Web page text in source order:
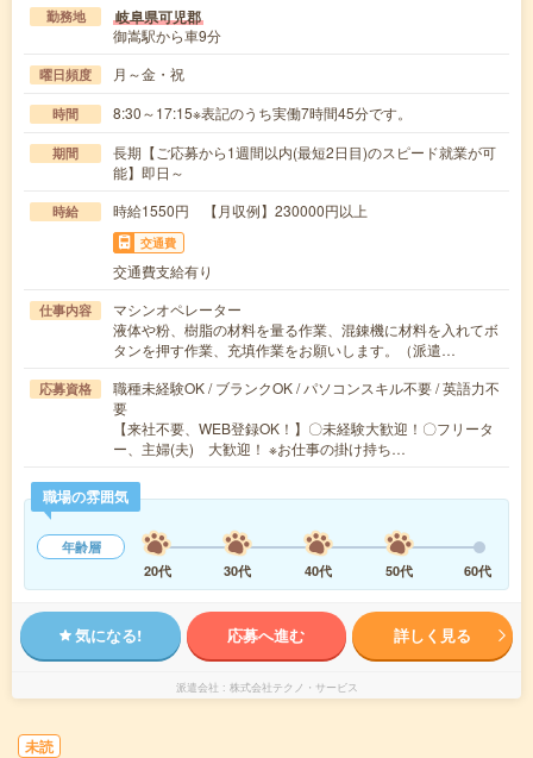
勤務地 岐阜県可児郡
御嵩駅から車9分
曜日頻度 月～金・祝
時間 8:30～17:15※表記のうち実働7時間45分です。
期間
長期【ご応募から1週間以内(最短2日目)のスピード就業が可
能】即日～
時給 時給1550円 【月収例】230000円以上
交通費
交通費支給有り
仕事内容
マシンオペレーター
液体や粉、樹脂の材料を量る作業、混錬機に材料を入れてボ
タンを押す作業、充填作業をお願いします。（派遣…
応募資格
職種未経験OK / ブランクOK / パソコンスキル不要 / 英語力不
要
【来社不要、WEB登録OK！】〇未経験大歓迎！〇フリータ
ー、主婦(夫) 大歓迎！ ※お仕事の掛け持ち…
職場の雰囲気
年齢層
20代
30代 40代 50代 60代
気になる! 応募へ進む 詳しく見る
派遣会社 株式会社テクノ・サービス
未読